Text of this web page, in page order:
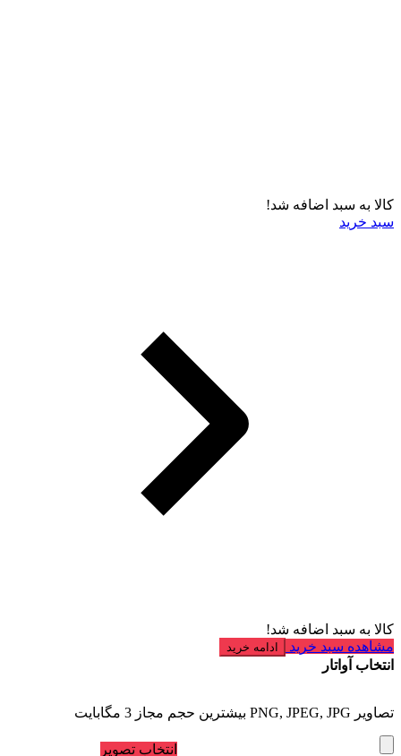
کالا به سبد اضافه شد!
سبد خرید
کالا به سبد اضافه شد!
مشاهده سبد خرید
ادامه خرید
انتخاب آواتار
تصاویر PNG, JPEG, JPG بیشترین حجم مجاز 3 مگابایت
انتخاب تصویر